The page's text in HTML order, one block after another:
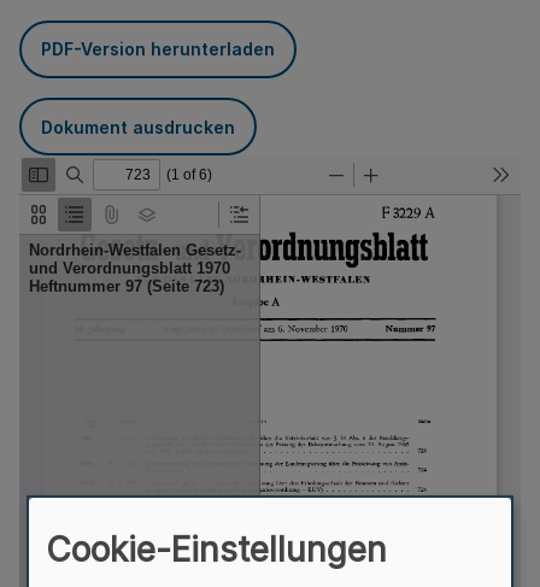
PDF-Version herunterladen
Dokument ausdrucken
Cookie-Einstellungen